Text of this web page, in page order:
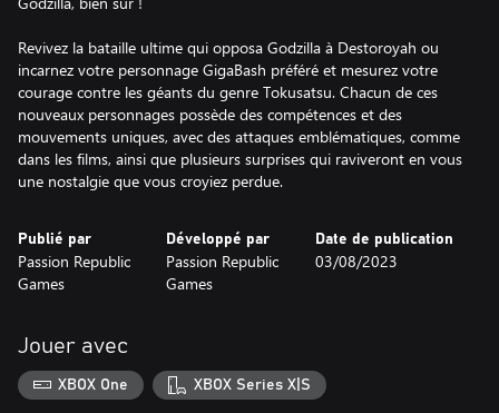
Revivez la bataille ultime qui opposa Godzilla à Destoroyah ou
incarnez votre personnage GigaBash préféré et mesurez votre
courage contre les géants du genre Tokusatsu. Chacun de ces
nouveaux personnages possède des compétences et des
mouvements uniques, avec des attaques emblématiques, comme
dans les films, ainsi que plusieurs surprises qui raviveront en vous
une nostalgie que vous croyiez perdue.
Publié par
Passion Republic
Games
Développé par
Passion Republic
Games
Date de publication
03/08/2023
Jouer avec
XBOX One XBOX Series X|S